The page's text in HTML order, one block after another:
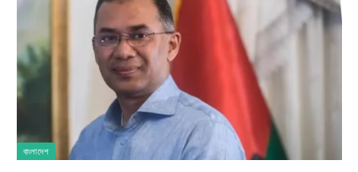
বাংলাদেশ